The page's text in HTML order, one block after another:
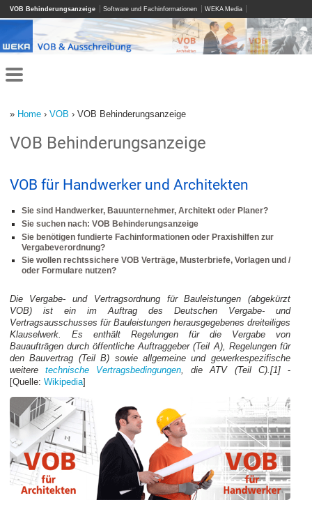
VOB Behinderungsanzeige Software und Fachinformationen WEKA Media
» Home› VOB › VOB Behinderungsanzeige
VOB Behinderungsanzeige
VOB für Handwerker und Architekten
Sie sind Handwerker, Bauunternehmer, Architekt oder Planer?
Sie suchen nach: VOB Behinderungsanzeige
Sie benötigen fundierte Fachinformationen oder Praxishilfen zur
Vergabeverordnung?
Sie wollen rechtssichere VOB Verträge, Musterbriefe, Vorlagen und /
oder Formulare nutzen?
Die Vergabe- und Vertragsordnung für Bauleistungen (abgekürzt
VOB) ist ein im Auftrag des Deutschen Vergabe- und
Vertragsausschusses für Bauleistungen herausgegebenes dreiteiliges
Klauselwerk. Es enthält Regelungen für die Vergabe von
Bauaufträgen durch öffentliche Auftraggeber (Teil A), Regelungen für
den Bauvertrag (Teil B) sowie allgemeine und gewerkespezifische
weitere technische Vertragsbedingungen , die ATV (Teil C).[1]-
[Quelle: Wikipedia]